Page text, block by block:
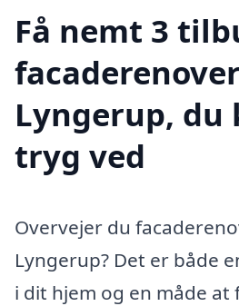
Få nemt 3
Lyngerup,
tryg ved
Overvejer du
Lyngerup? Det er både
i dit hjem og en måde at